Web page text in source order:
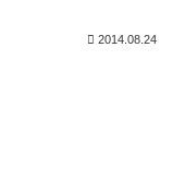
2014.08.24